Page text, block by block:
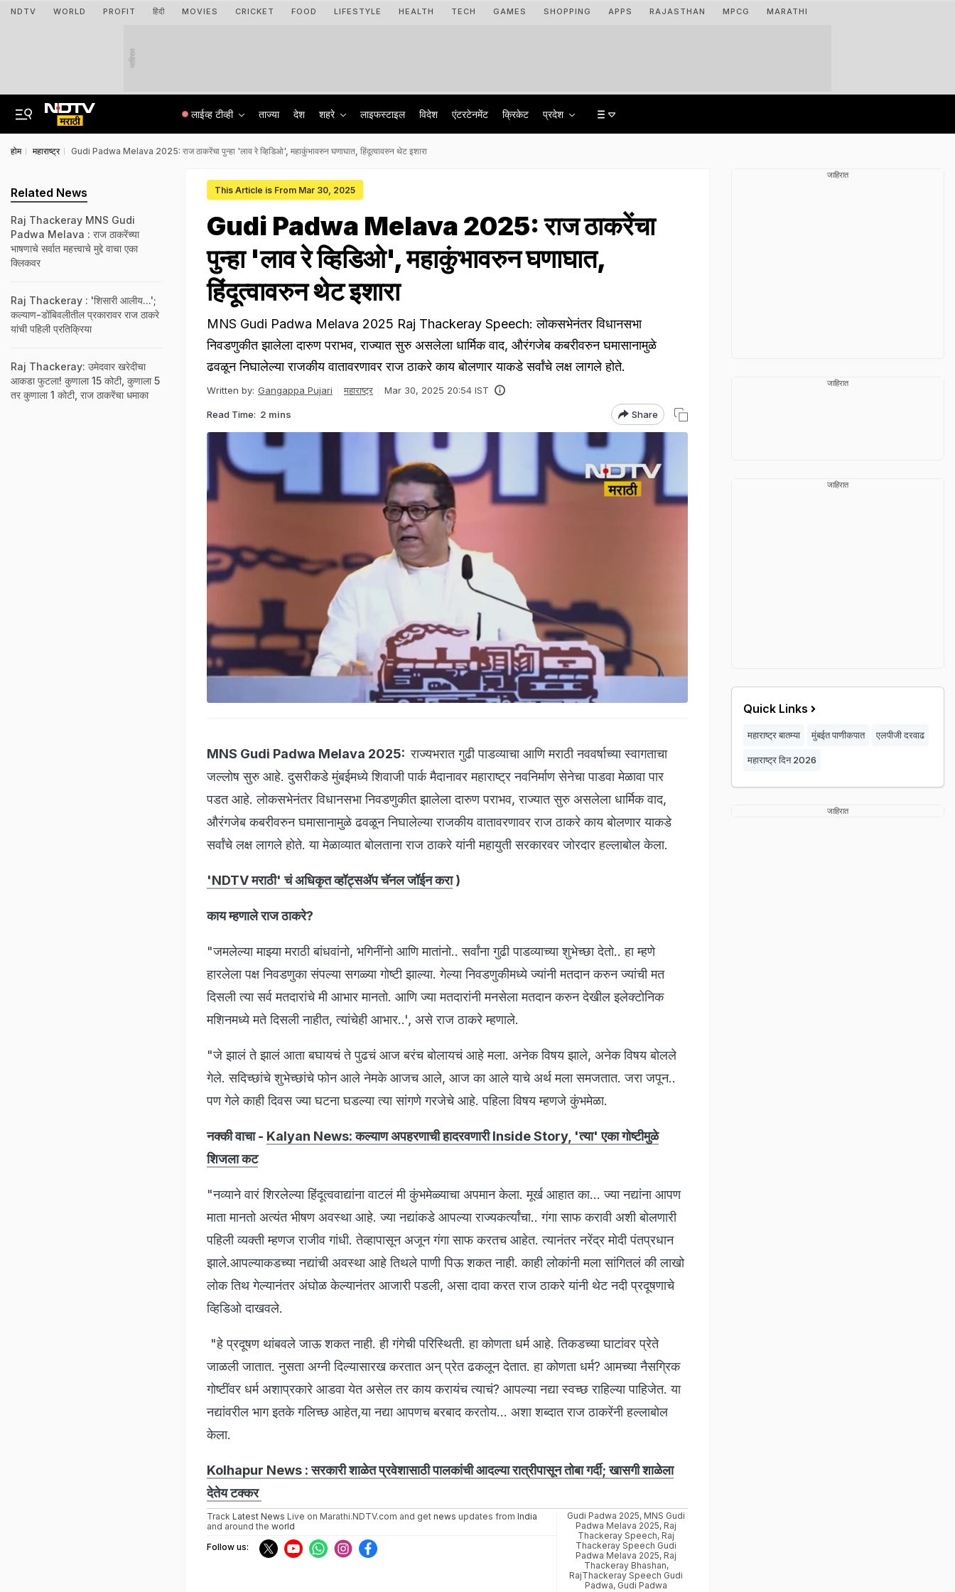
NDTV WORLD PROFIT हिंदी MOVIES CRICKET FOOD LIFESTYLE HEALTH TECH GAMES SHOPPING APPS RAJASTHAN MPCG MARATHI
जाहिरात
लाईव्ह टीव्ही ताज्या देश शहरे लाइफस्टाइल विदेश एंटरटेनमेंट क्रिकेट प्रदेश
होम महाराष्ट्र Gudi Padwa Melava 2025: राज ठाकरेंचा पुन्हा 'लाव रे व्हिडिओ', महाकुंभावरुन घणाघात, हिंदूत्वावरुन थेट इशारा
This Article is From Mar 30, 2025
Gudi Padwa Melava 2025: राज ठाकरेंचा
पुन्हा 'लाव रे व्हिडिओ', महाकुंभावरुन घणाघात,
हिंदूत्वावरुन थेट इशारा
MNS Gudi Padwa Melava 2025 Raj Thackeray Speech: लोकसभेनंतर विधानसभा
निवडणुकीत झालेला दारुण पराभव, राज्यात सुरु असलेला धार्मिक वाद, औरंगजेब कबरीवरुन घमासानामुळे
ढवळून निघालेल्या राजकीय वातावरणावर राज ठाकरे काय बोलणार याकडे सर्वांचे लक्ष लागले होते.
Written by: Gangappa Pujari महाराष्ट्र Mar 30, 2025 20:54 IST
Read Time: 2 mins Share
MNS Gudi Padwa Melava 2025:राज्यभरात गुढी पाडव्याचा आणि मराठी नववर्षाच्या स्वागताचा
जल्लोष सुरु आहे. दुसरीकडे मुंबईमध्ये शिवाजी पार्क मैदानावर महाराष्ट्र नवनिर्माण सेनेचा पाडवा मेळावा पार
पडत आहे. लोकसभेनंतर विधानसभा निवडणुकीत झालेला दारुण पराभव, राज्यात सुरु असलेला धार्मिक वाद,
औरंगजेब कबरीवरुन घमासानामुळे ढवळून निघालेल्या राजकीय वातावरणावर राज ठाकरे काय बोलणार याकडे
सर्वांचे लक्ष लागले होते. या मेळाव्यात बोलताना राज ठाकरे यांनी महायुती सरकारवर जोरदार हल्लाबोल केला.
'NDTV मराठी' चं अधिकृत व्हॉट्सअ‍ॅप चॅनल जॉईन करा)
काय म्हणाले राज ठाकरे?
"जमलेल्या माझ्या मराठी बांधवांनो, भगिनींनो आणि मातांनो.. सर्वांना गुढी पाडव्याच्या शुभेच्छा देतो.. हा म्हणे
हारलेला पक्ष निवडणुका संपल्या सगळ्या गोष्टी झाल्या. गेल्या निवडणुकीमध्ये ज्यांनी मतदान करुन ज्यांची मत
दिसली त्या सर्व मतदारांचे मी आभार मानतो. आणि ज्या मतदारांनी मनसेला मतदान करुन देखील इलेक्टोनिक
मशिनमध्ये मते दिसली नाहीत, त्यांचेही आभार..', असे राज ठाकरे म्हणाले.
"जे झालं ते झालं आता बघायचं ते पुढचं आज बरंच बोलायचं आहे मला. अनेक विषय झाले, अनेक विषय बोलले
गेले. सदिच्छांचे शुभेच्छांचे फोन आले नेमके आजच आले, आज का आले याचे अर्थ मला समजतात. जरा जपून..
पण गेले काही दिवस ज्या घटना घडल्या त्या सांगणे गरजेचे आहे. पहिला विषय म्हणजे कुंभमेळा.
नक्की वाचा - Kalyan News: कल्याण अपहरणाची हादरवणारी Inside Story, 'त्या' एका गोष्टीमुळे
शिजला कट
"नव्याने वारं शिरलेल्या हिंदूत्ववाद्यांना वाटलं मी कुंभमेळ्याचा अपमान केला. मूर्ख आहात का... ज्या नद्यांना आपण
माता मानतो अत्यंत भीषण अवस्था आहे. ज्या नद्यांकडे आपल्या राज्यकर्त्यांचा.. गंगा साफ करावी अशी बोलणारी
पहिली व्यक्ती म्हणज राजीव गांधी. तेव्हापासून अजून गंगा साफ करतच आहेत. त्यानंतर नरेंद्र मोदी पंतप्रधान
झाले.आपल्याकडच्या नद्यांची अवस्था आहे तिथले पाणी पिऊ शकत नाही. काही लोकांनी मला सांगितलं की लाखो
लोक तिथ गेल्यानंतर अंघोळ केल्यानंतर आजारी पडली, असा दावा करत राज ठाकरे यांनी थेट नदी प्रदूषणाचे
व्हिडिओ दाखवले.
"हे प्रदूषण थांबवले जाऊ शकत नाही. ही गंगेची परिस्थिती. हा कोणता धर्म आहे. तिकडच्या घाटांवर प्रेते
जाळली जातात. नुसता अग्नी दिल्यासारख करतात अन् प्रेत ढकलून देतात. हा कोणता धर्म? आमच्या नैसग्रिक
गोष्टींवर धर्म अशाप्रकारे आडवा येत असेल तर काय करायंच त्याचं? आपल्या नद्या स्वच्छ राहिल्या पाहिजेत. या
नद्यांवरील भाग इतके गलिच्छ आहेत,या नद्या आपणच बरबाद करतोय... अशा शब्दात राज ठाकरेंनी हल्लाबोल
केला.
Kolhapur News : सरकारी शाळेत प्रवेशासाठी पालकांची आदल्या रात्रीपासून तोबा गर्दी; खासगी शाळेला
देतेय टक्कर
Track Latest News Live on Marathi.NDTV.com and get news updates from India
and around the world
Follow us:
Gudi Padwa 2025, MNS Gudi
Padwa Melava 2025, Raj
Thackeray Speech, Raj
Thackeray Speech Gudi
Padwa Melava 2025, Raj
Thackeray Bhashan,
RajThackeray Speech Gudi
Padwa, Gudi Padwa
Related News
Raj Thackeray MNS Gudi
Padwa Melava : राज ठाकरेंच्या
भाषणाचे सर्वात महत्त्वाचे मुद्दे वाचा एका
क्लिकवर
Raj Thackeray : 'शिसारी आलीय...';
कल्याण-डोंबिवलीतील प्रकारावर राज ठाकरे
यांची पहिली प्रतिक्रिया
Raj Thackeray: उमेदवार खरेदीचा
आकडा फुटला! कुणाला 15 कोटी, कुणाला 5
तर कुणाला 1 कोटी, राज ठाकरेंचा धमाका
जाहिरात
जाहिरात
जाहिरात
Quick Links
महाराष्ट्र बातम्या मुंबईत पाणीकपात एलपीजी दरवाढ
महाराष्ट्र दिन 2026
जाहिरात